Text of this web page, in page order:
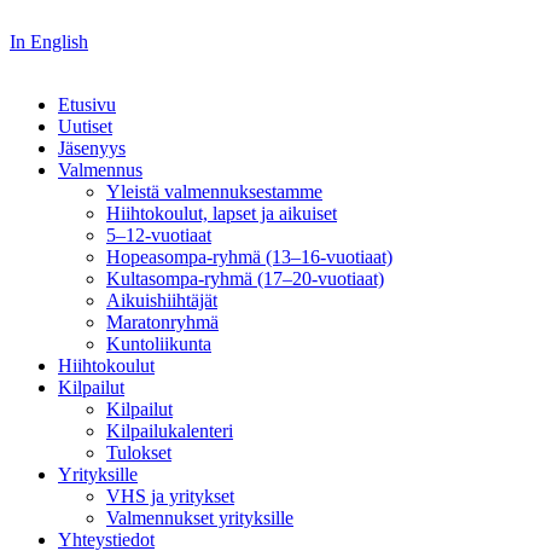
In English
Etusivu
Uutiset
Jäsenyys
Valmennus
Yleistä valmennuksestamme
Hiihtokoulut, lapset ja aikuiset
5–12-vuotiaat
Hopeasompa-ryhmä (13–16-vuotiaat)
Kultasompa-ryhmä (17–20-vuotiaat)
Aikuishiihtäjät
Maratonryhmä
Kuntoliikunta
Hiihtokoulut
Kilpailut
Kilpailut
Kilpailukalenteri
Tulokset
Yrityksille
VHS ja yritykset
Valmennukset yrityksille
Yhteystiedot